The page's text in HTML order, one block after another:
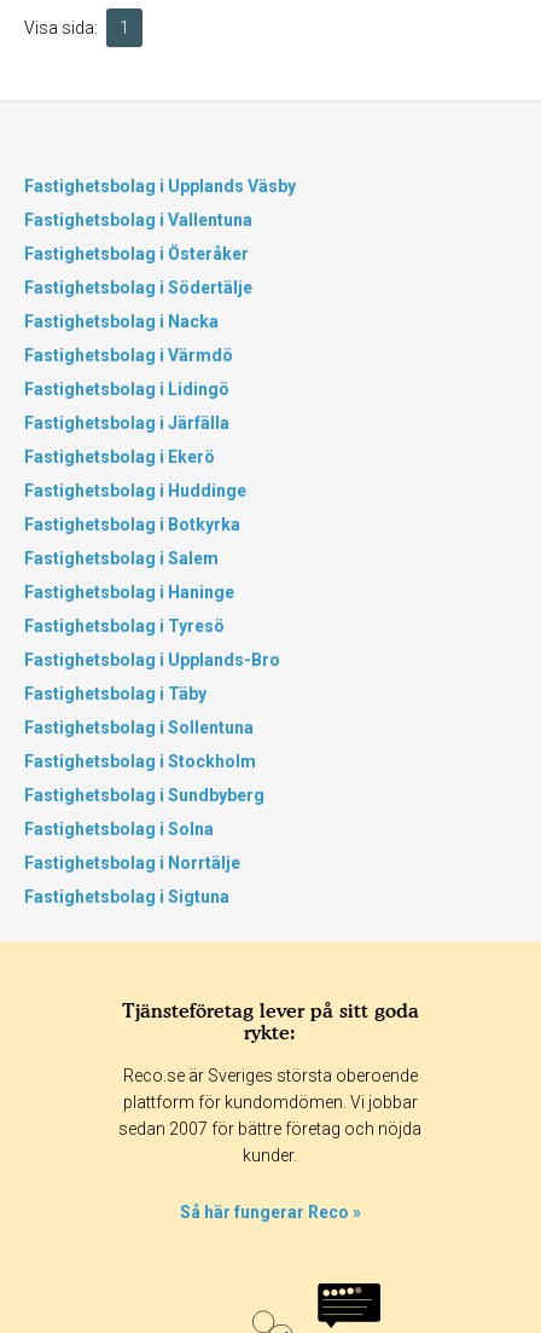
Visa sida: 1
Fastighetsbolag i Upplands Väsby
Fastighetsbolag i Vallentuna
Fastighetsbolag i Österåker
Fastighetsbolag i Södertälje
Fastighetsbolag i Nacka
Fastighetsbolag i Värmdö
Fastighetsbolag i Lidingö
Fastighetsbolag i Järfälla
Fastighetsbolag i Ekerö
Fastighetsbolag i Huddinge
Fastighetsbolag i Botkyrka
Fastighetsbolag i Salem
Fastighetsbolag i Haninge
Fastighetsbolag i Tyresö
Fastighetsbolag i Upplands-Bro
Fastighetsbolag i Täby
Fastighetsbolag i Sollentuna
Fastighetsbolag i Stockholm
Fastighetsbolag i Sundbyberg
Fastighetsbolag i Solna
Fastighetsbolag i Norrtälje
Fastighetsbolag i Sigtuna
Tjänsteföretag lever på sitt goda
rykte:
Reco.se är Sveriges största oberoende
plattform för kundomdömen. Vi jobbar
sedan 2007 för bättre företag och nöjda
kunder.
Så här fungerar Reco »